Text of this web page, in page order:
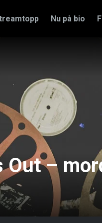
Nu på bio
–